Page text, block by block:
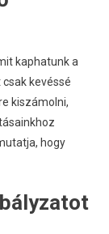
kaphatunk a
kevéssé
kiszámolni,
hogy